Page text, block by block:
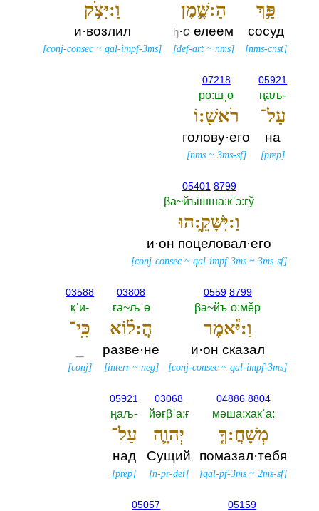
פַּ֥ךְ
сосуд
[nms-cnst]
הַ:שֶּׁ֛מֶן
ђ·с елеем
[def-art~ nms]
וַ:יִּצֹ֥ק
и·возлил
[conj-consec ~qal-impf-3ms]
05921
ңаљ-‎
עַל־
на
[prep]
07218
ро:шˌө
רֹאשׁ֖:וֹ
голову·его
[nms~ 3ms-sf]
05401 8799
βа~йъiшша:кˈэ:ғў
וַ:יִּשָּׁקֵ֑:הוּ
и·он поцеловал·его
[conj-consec ~qal-impf-3ms ~3ms-sf]
0559 8799
βа~йъˈо:мěр
וַ:יֹּ֕אמֶר
и·он сказал
[conj-consec ~qal-impf-3ms]
03808
ға~љˈө
הֲ:ל֗וֹא
разве·не
[interr~ neg]
03588
қˈи-‎
כִּֽי־
[conj]
04886 8804
мәша:хакˈа:‎
מְשָׁחֲ:ךָ֧
помазал·тебя
[qal-pf-3ms ~2ms-sf]
03068
йәғβˈа:ғ
יְהוָ֛ה
Сущий
[n-pr-dei]
05921
ңаљ-‎
עַל־
над
[prep]
05159
05057